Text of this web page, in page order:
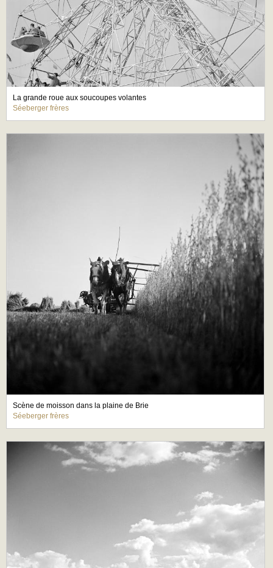
La grande roue aux soucoupes volantes
Séeberger frères
Scène de moisson dans la plaine de Brie
Séeberger frères